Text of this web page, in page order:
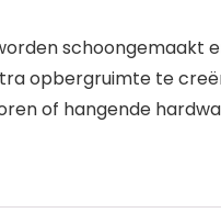
schoongemaakt
opbergruimte te
of hangende